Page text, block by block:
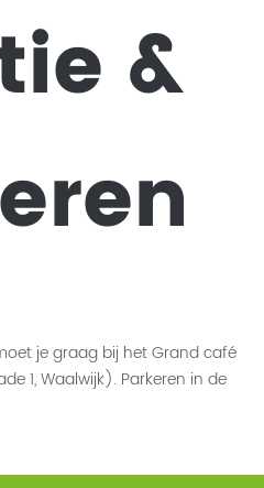
&
je graag bij het Grand café
1, Waalwijk). Parkeren in de